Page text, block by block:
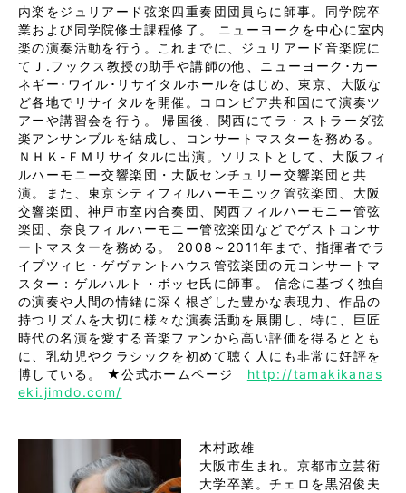
内楽をジュリアード弦楽四重奏団団員らに師事。同学院卒
業および同学院修士課程修了。 ニューヨークを中心に室内
楽の演奏活動を行う。これまでに、ジュリアード音楽院に
てＪ.フックス教授の助手や講師の他、ニューヨーク･カー
ネギー･ワイル･リサイタルホールをはじめ、東京、大阪な
ど各地でリサイタルを開催。コロンビア共和国にて演奏ツ
アーや講習会を行う。 帰国後、関西にてラ・ストラーダ弦
楽アンサンブルを結成し、コンサートマスターを務める。
ＮＨＫ-ＦＭリサイタルに出演。ソリストとして、大阪フィ
ルハーモニー交響楽団・大阪センチュリー交響楽団と共
演。また、東京シティフィルハーモニック管弦楽団、大阪
交響楽団、神戸市室内合奏団、関西フィルハーモニー管弦
楽団、奈良フィルハーモニー管弦楽団などでゲストコンサ
ートマスターを務める。 2008～2011年まで、指揮者でラ
イプツィヒ・ゲヴァントハウス管弦楽団の元コンサートマ
スター：ゲルハルト・ボッセ氏に師事。 信念に基づく独自
の演奏や人間の情緒に深く根ざした豊かな表現力、作品の
持つリズムを大切に様々な演奏活動を展開し、特に、巨匠
時代の名演を愛する音楽ファンから高い評価を得るととも
に、乳幼児やクラシックを初めて聴く人にも非常に好評を
博している。 ★公式ホームページ http://tamakikanas
eki.jimdo.com/
木村政雄
大阪市生まれ。京都市立芸術
大学卒業。チェロを黒沼俊夫